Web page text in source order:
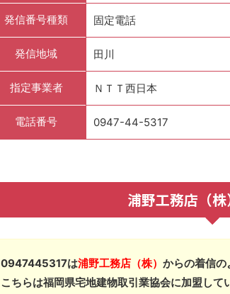
発信番号種類 固定電話
発信地域 田川
指定事業者 ＮＴＴ西日本
電話番号 0947-44-5317
浦野工務店（株
0947445317は浦野工務店（株） からの着信の
こちらは福岡県宅地建物取引業協会に加盟して